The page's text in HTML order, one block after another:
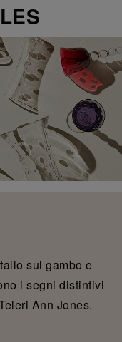
sul gambo e
i segni distintivi
Ann Jones.